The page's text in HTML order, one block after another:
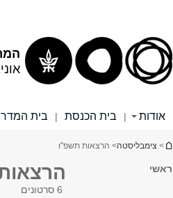
אודות | בית הכנסת | בית
הינך נמצא כאן
> צימבליסטה> הרצאות תשפ"ו
ראשי
6 סרטונים